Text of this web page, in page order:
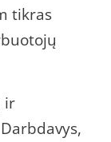
tikras
ir